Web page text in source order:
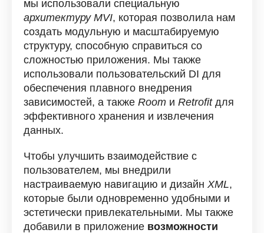
мы использовали специальную
архитектуру MVI, которая позволила нам
создать модульную и масштабируемую
структуру, способную справиться со
сложностью приложения. Мы также
использовали пользовательский DI для
обеспечения плавного внедрения
зависимостей, а также Room и Retrofitдля
эффективного хранения и извлечения
данных.
Чтобы улучшить взаимодействие с
пользователем, мы внедрили
настраиваемую навигацию и дизайн XML,
которые были одновременно удобными и
эстетически привлекательными. Мы также
добавили в приложение возможности